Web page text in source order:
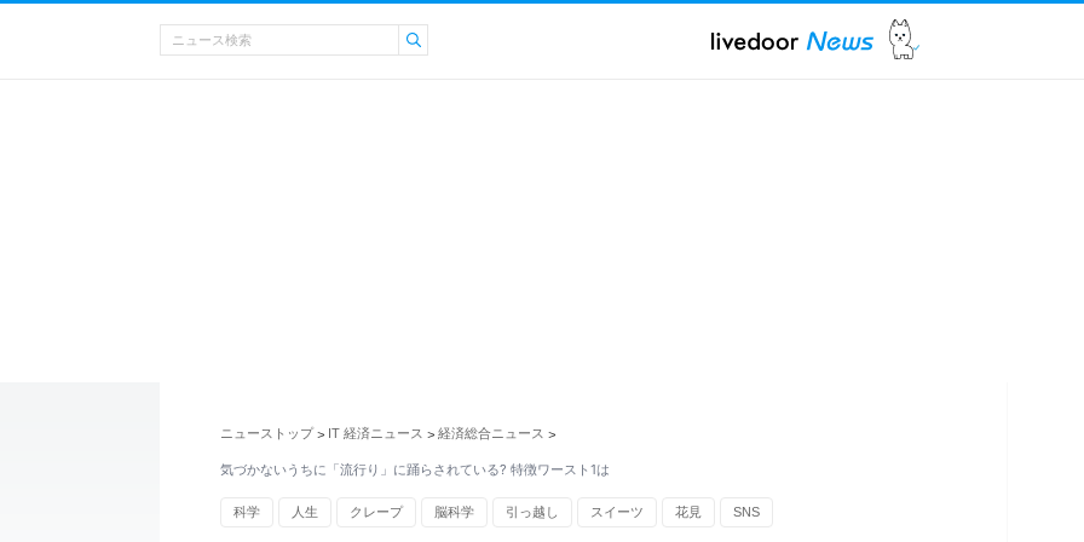
ニューストップ > IT 経済ニュース > 経済総合ニュース >
気づかないうちに「流行り」に踊らされている? 特徴ワースト1は
科学 人生 クレープ 脳科学 引っ越し スイーツ 花見 SNS